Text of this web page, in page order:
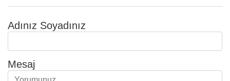
Adınız Soyadınız
Mesaj